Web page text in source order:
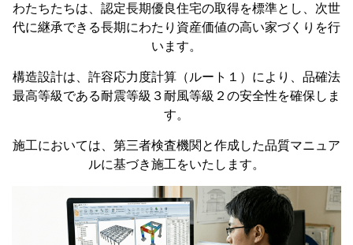
わたちたちは、認定長期優良住宅の取得を標準とし、次世
代に継承できる長期にわたり資産価値の高い家づくりを行
います。
構造設計は、許容応力度計算（ルート１）により、品確法
最高等級である耐震等級３耐風等級２の安全性を確保しま
す。
施工においては、第三者検査機関と作成した品質マニュア
ルに基づき施工をいたします。